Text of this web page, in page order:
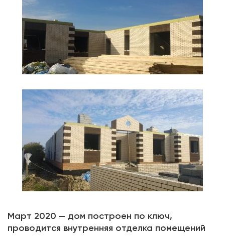
Март 2020 — дом построен по ключ,
проводится внутренняя отделка помещений